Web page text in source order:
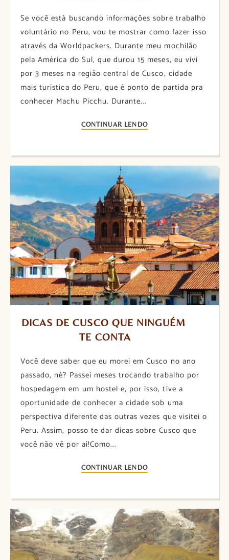
Se você está buscando informações sobre trabalho
voluntário no Peru, vou te mostrar como fazer isso
através da Worldpackers. Durante meu mochilão
pela América do Sul, que durou 15 meses, eu vivi
por 3 meses na região central de Cusco, cidade
mais turística do Peru, que é ponto de partida pra
conhecer Machu Picchu. Durante...
CONTINUAR LENDO
DICAS DE CUSCO QUE NINGUÉM
TE CONTA
Você deve saber que eu morei em Cusco no ano
passado, né? Passei meses trocando trabalho por
hospedagem em um hostel e, por isso, tive a
oportunidade de conhecer a cidade sob uma
perspectiva diferente das outras vezes que visitei o
Peru. Assim, posso te dar dicas sobre Cusco que
você não vê por aí!Como...
CONTINUAR LENDO